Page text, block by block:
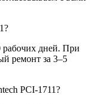
рабочих дней. При
ремонт за 3–5
PCI-1711?